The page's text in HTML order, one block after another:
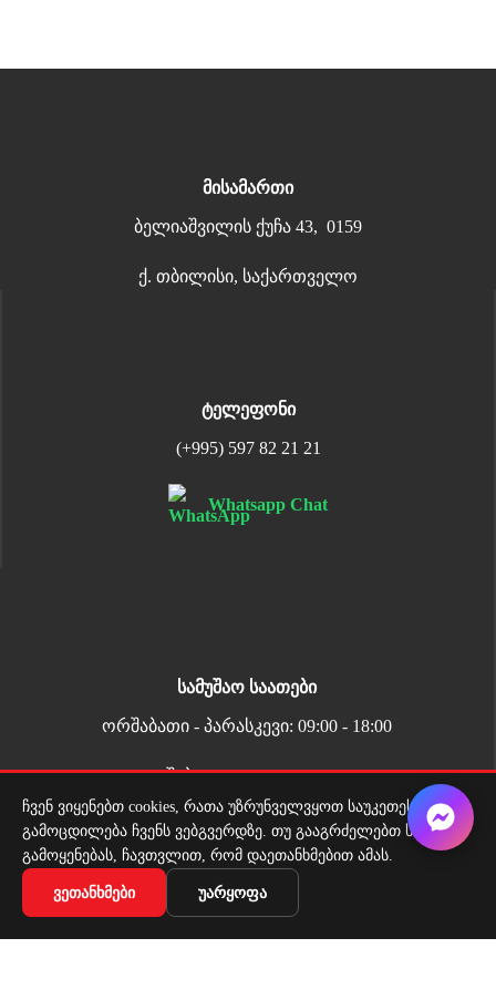
მისამართი
ბელიაშვილის ქუჩა 43, 0159
ქ. თბილისი, საქართველო
ტელეფონი
(+995) 597 82 21 21
Whatsapp Chat
სამუშაო საათები
ორშაბათი - პარასკევი: 09:00 - 18:00
შაბათი: 10:00 - 17:00
ჩვენ ვიყენებთ cookies, რათა უზრუნველვყოთ საუკეთესო
გამოცდილება ჩვენს ვებგვერდზე. თუ გააგრძელებთ საიტის
გამოყენებას, ჩავთვლით, რომ დაეთანხმებით ამას.
ᲕᲔᲗᲐᲜᲮᲛᲔᲑᲘ ᲣᲐᲠᲧᲝᲤᲐ